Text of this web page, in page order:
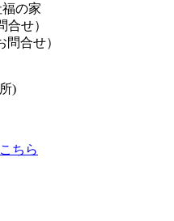
の家
合せ）
合せ）
)
こちら